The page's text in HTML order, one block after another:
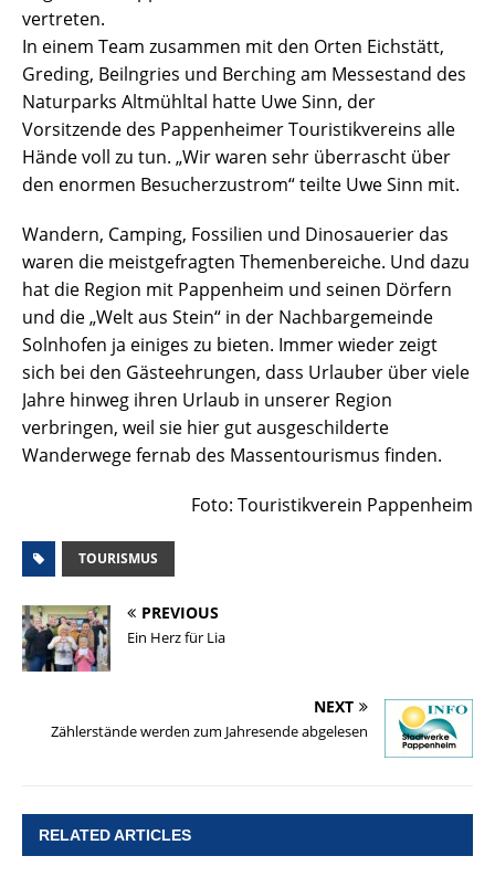
vertreten.
In einem Team zusammen mit den Orten Eichstätt,
Greding, Beilngries und Berching am Messestand des
Naturparks Altmühltal hatte Uwe Sinn, der
Vorsitzende des Pappenheimer Touristikvereins alle
Hände voll zu tun. „Wir waren sehr überrascht über
den enormen Besucherzustrom“ teilte Uwe Sinn mit.
Wandern, Camping, Fossilien und Dinosauerier das
waren die meistgefragten Themenbereiche. Und dazu
hat die Region mit Pappenheim und seinen Dörfern
und die „Welt aus Stein“ in der Nachbargemeinde
Solnhofen ja einiges zu bieten. Immer wieder zeigt
sich bei den Gästeehrungen, dass Urlauber über viele
Jahre hinweg ihren Urlaub in unserer Region
verbringen, weil sie hier gut ausgeschilderte
Wanderwege fernab des Massentourismus finden.
Foto: Touristikverein Pappenheim
TOURISMUS
PREVIOUS
Ein Herz für Lia
NEXT
Zählerstände werden zum Jahresende abgelesen
RELATED ARTICLES